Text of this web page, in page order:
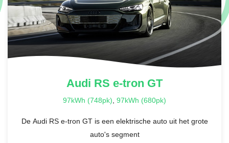
€ 0,-
GENTIAANBLAUW METALLIC
NEPTUNUSBLAUW METALLIC
FROZENBLAUW METALLIC
Audi RS e-tron GT
97kWh (748pk), 97kWh (680pk)
De Audi RS e-tron GT is een elektrische auto uit het grote
auto's segment